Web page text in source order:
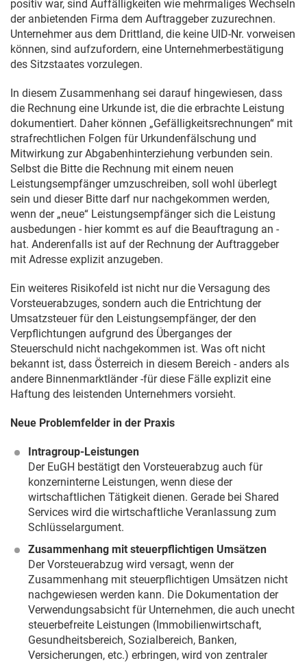
positiv war, sind Auffälligkeiten wie mehrmaliges Wechseln
der anbietenden Firma dem Auftraggeber zuzurechnen.
Unternehmer aus dem Drittland, die keine UID-Nr. vorweisen
können, sind aufzufordern, eine Unternehmerbestätigung
des Sitzstaates vorzulegen.
In diesem Zusammenhang sei darauf hingewiesen, dass
die Rechnung eine Urkunde ist, die die erbrachte Leistung
dokumentiert. Daher können „Gefälligkeitsrechnungen“ mit
strafrechtlichen Folgen für Urkundenfälschung und
Mitwirkung zur Abgabenhinterziehung verbunden sein.
Selbst die Bitte die Rechnung mit einem neuen
Leistungsempfänger umzuschreiben, soll wohl überlegt
sein und dieser Bitte darf nur nachgekommen werden,
wenn der „neue“ Leistungsempfänger sich die Leistung
ausbedungen - hier kommt es auf die Beauftragung an -
hat. Anderenfalls ist auf der Rechnung der Auftraggeber
mit Adresse explizit anzugeben.
Ein weiteres Risikofeld ist nicht nur die Versagung des
Vorsteuerabzuges, sondern auch die Entrichtung der
Umsatzsteuer für den Leistungsempfänger, der den
Verpflichtungen aufgrund des Überganges der
Steuerschuld nicht nachgekommen ist. Was oft nicht
bekannt ist, dass Österreich in diesem Bereich - anders als
andere Binnenmarktländer -für diese Fälle explizit eine
Haftung des leistenden Unternehmers vorsieht.
Neue Problemfelder in der Praxis
Intragroup-Leistungen
Der EuGH bestätigt den Vorsteuerabzug auch für
konzerninterne Leistungen, wenn diese der
wirtschaftlichen Tätigkeit dienen. Gerade bei Shared
Services wird die wirtschaftliche Veranlassung zum
Schlüsselargument.
Zusammenhang mit steuerpflichtigen Umsätzen
Der Vorsteuerabzug wird versagt, wenn der
Zusammenhang mit steuerpflichtigen Umsätzen nicht
nachgewiesen werden kann. Die Dokumentation der
Verwendungsabsicht für Unternehmen, die auch unecht
steuerbefreite Leistungen (Immobilienwirtschaft,
Gesundheitsbereich, Sozialbereich, Banken,
Versicherungen, etc.) erbringen, wird von zentraler